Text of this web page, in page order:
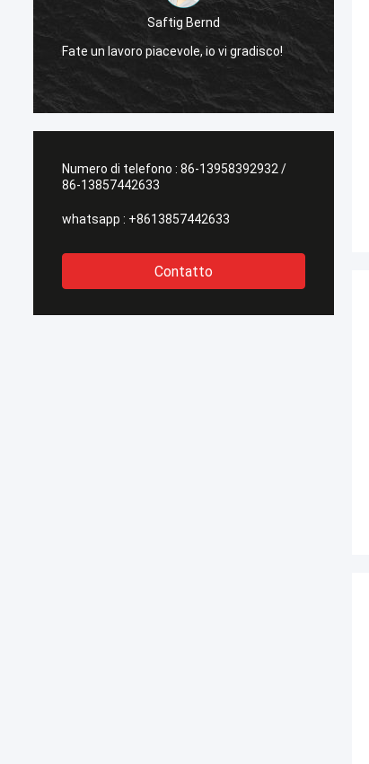
Saftig Bernd
Fate un lavoro piacevole, io vi gradisco!
Numero di telefono : 86-13958392932 /
86-13857442633
whatsapp : +8613857442633
Contatto